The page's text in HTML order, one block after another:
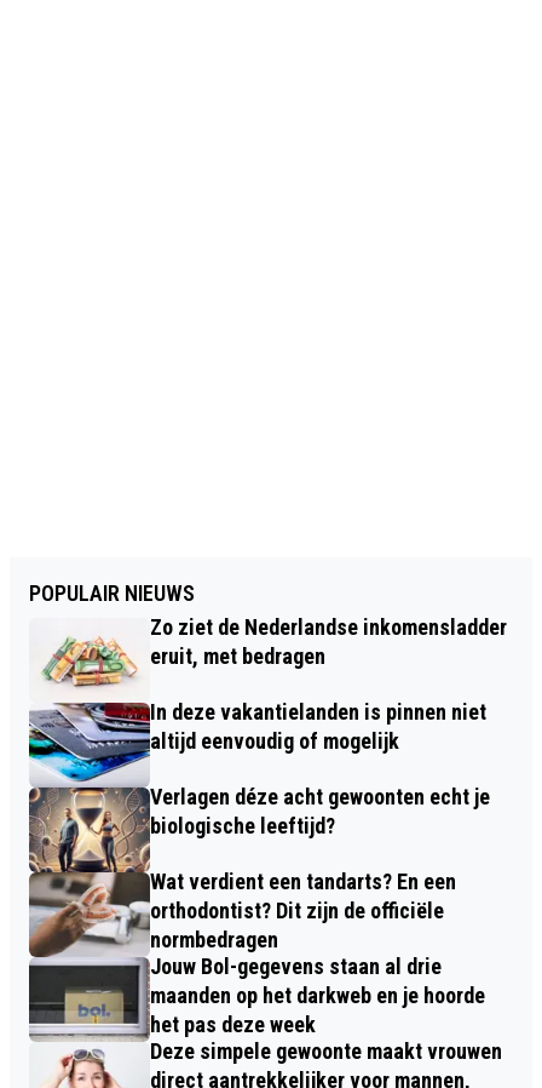
POPULAIR NIEUWS
Zo ziet de Nederlandse inkomensladder
eruit, met bedragen
In deze vakantielanden is pinnen niet
altijd eenvoudig of mogelijk
Verlagen déze acht gewoonten echt je
biologische leeftijd?
Wat verdient een tandarts? En een
orthodontist? Dit zijn de officiële
normbedragen
Jouw Bol-gegevens staan al drie
maanden op het darkweb en je hoorde
het pas deze week
Deze simpele gewoonte maakt vrouwen
direct aantrekkelijker voor mannen,